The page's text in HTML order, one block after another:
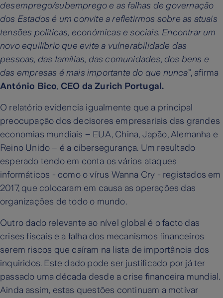
desemprego/subemprego e as falhas de governação
dos Estados é um convite a refletirmos sobre as atuais
tensões políticas, económicas e sociais. Encontrar um
novo equilíbrio que evite a vulnerabilidade das
pessoas, das famílias, das comunidades, dos bens e
das empresas é mais importante do que nunca”, afirma
António Bico, CEO da Zurich Portugal.
O relatório evidencia igualmente que a principal
preocupação dos decisores empresariais das grandes
economias mundiais – EUA, China, Japão, Alemanha e
Reino Unido – é a cibersegurança. Um resultado
esperado tendo em conta os vários ataques
informáticos - como o vírus Wanna Cry - registados em
2017, que colocaram em causa as operações das
organizações de todo o mundo.
Outro dado relevante ao nível global é o facto das
crises fiscais e a falha dos mecanismos financeiros
serem riscos que caíram na lista de importância dos
inquiridos. Este dado pode ser justificado por já ter
passado uma década desde a crise financeira mundial.
Ainda assim, estas questões continuam a motivar